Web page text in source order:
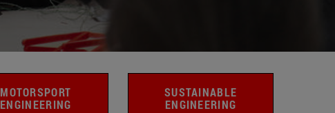
MOTORSPORT
ENGINEERING
SUSTAINABLE
ENGINEERING